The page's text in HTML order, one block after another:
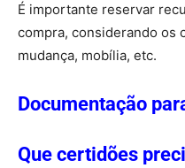
É importante reservar
compra, considerando os
mudança, mobília, etc.
Documentação
Que certidões